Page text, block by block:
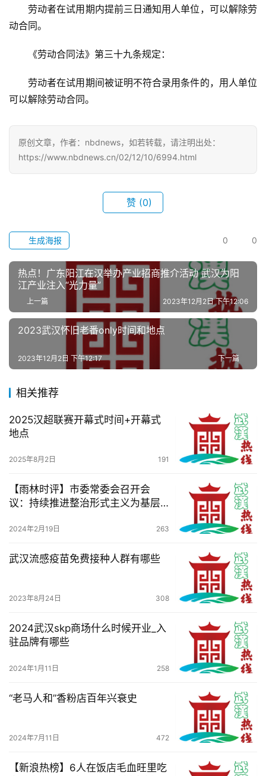
生
观
察
们
服
导
航
劳动者在试用期内提前三日通知用人单位，可以解除劳
动合同。
《劳动合同法》第三十九条规定：
劳动者在试用期间被证明不符合录用条件的，用人单位
可以解除劳动合同。
原创文章，作者：nbdnews，如若转载，请注明出处：
https://www.nbdnews.cn/02/12/10/6994.html
赞 (0)
0 0
生成海报
热点！广东阳江在汉举办产业招商推介活动 武汉为阳
江产业注入“光力量”
上一篇 2023年12月2日 下午12:06
2023武汉怀旧老番only时间和地点
下一篇
2023年12月2日 下午12:17
相关推荐
2025汉超联赛开幕式时间+开幕式
地点
2025年8月2日 191
【雨林时评】市委常委会召开会
议：持续推进整治形式主义为基层
步
2024年2月19日 263
武汉流感疫苗免费接种人群有哪些
2023年8月24日 308
2024武汉skp商场什么时候开业_入
驻品牌有哪些
2024年1月11日 258
“老马人和”香粉店百年兴衰史
2024年7月11日 472
【新浪热榜】6人在饭店毛血旺里吃